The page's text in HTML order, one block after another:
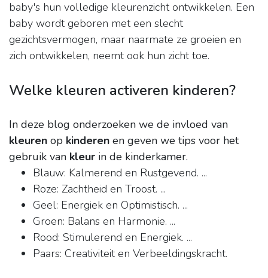
baby's hun volledige kleurenzicht ontwikkelen. Een
baby wordt geboren met een slecht
gezichtsvermogen, maar naarmate ze groeien en
zich ontwikkelen, neemt ook hun zicht toe.
Welke kleuren activeren kinderen?
In deze blog onderzoeken we de invloed van
kleuren op kinderen en geven we tips voor het
gebruik van kleur in de kinderkamer.
Blauw: Kalmerend en Rustgevend. ...
Roze: Zachtheid en Troost. ...
Geel: Energiek en Optimistisch. ...
Groen: Balans en Harmonie. ...
Rood: Stimulerend en Energiek. ...
Paars: Creativiteit en Verbeeldingskracht.